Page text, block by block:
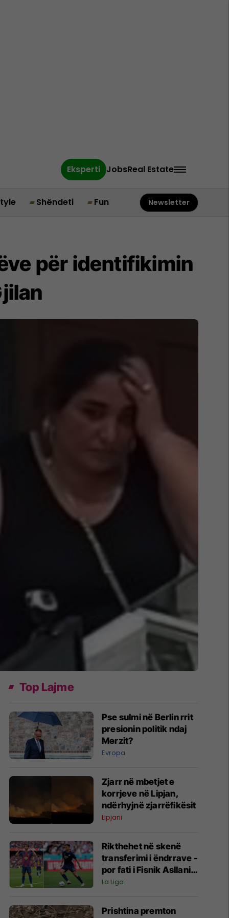
Eksperti JobsReal Estate
Shëndeti Fun Newsletter
për identifikimin
Top Lajme
Pse sulmi në Berlin rrit
presionin politik ndaj
Merzit?
Evropa
Zjarr në mbetjet e
korrjeve në Lipjan,
ndërhyjnë zjarrëfikësit
Lipjani
Rikthehet në skenë
transferimi i ëndrrave -
por fati i Fisnik Asllanit
vazhdon të varet nga
La Liga
Prishtina premton